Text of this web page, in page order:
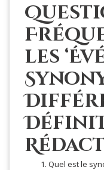
les
Quel est le